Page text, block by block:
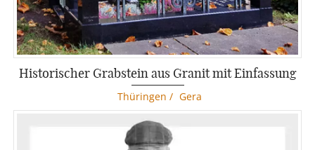
Historischer Grabstein aus Granit mit Einfassung
Thüringen / Gera